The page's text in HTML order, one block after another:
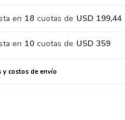
en 18 cuotas de USD 199,44
en 10 cuotas de USD 359
y costos de envío